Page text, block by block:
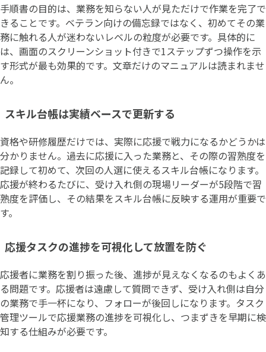
手順書の目的は、業務を知らない人が見ただけで作業を完了で
きることです。ベテラン向けの備忘録ではなく、初めてその業
務に触れる人が迷わないレベルの粒度が必要です。具体的に
は、画面のスクリーンショット付きで1ステップずつ操作を示
す形式が最も効果的です。文章だけのマニュアルは読まれませ
ん。
スキル台帳は実績ベースで更新する
資格や研修履歴だけでは、実際に応援で戦力になるかどうかは
分かりません。過去に応援に入った業務と、その際の習熟度を
記録して初めて、次回の人選に使えるスキル台帳になります。
応援が終わるたびに、受け入れ側の現場リーダーが5段階で習
熟度を評価し、その結果をスキル台帳に反映する運用が重要で
す。
応援タスクの進捗を可視化して放置を防ぐ
応援者に業務を割り振った後、進捗が見えなくなるのもよくあ
る問題です。応援者は遠慮して質問できず、受け入れ側は自分
の業務で手一杯になり、フォローが後回しになります。タスク
管理ツールで応援業務の進捗を可視化し、つまずきを早期に検
知する仕組みが必要です。